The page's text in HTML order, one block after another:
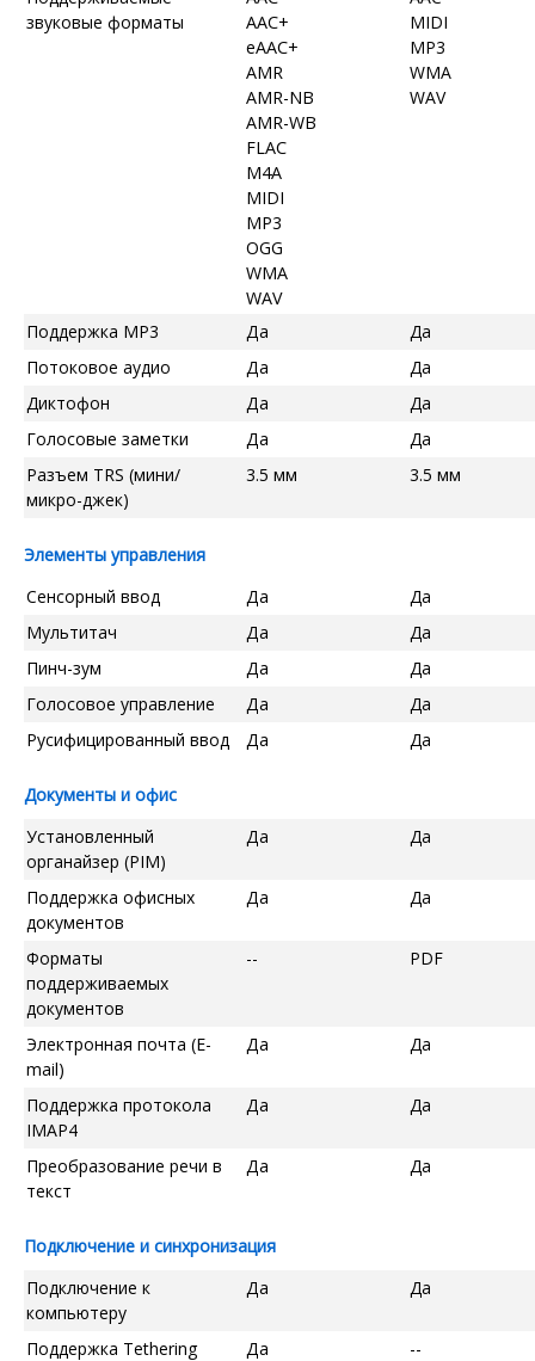
звуковые форматы
AAC+
eAAC+
AMR
AMR-NB
AMR-WB
FLAC
M4A
MIDI
MP3
OGG
WMA
WAV
MIDI
MP3
WMA
WAV
Поддержка MP3 Да
Да
Потоковое аудио
Да
Да
Диктофон
Да
Да
Голосовые заметки
Да
Да
Разъем TRS (мини/
микро-джек)
3.5 мм 3.5 мм
Элементы управления
Сенсорный ввод
Да
Да
Мультитач
Да
Да
Пинч-зум
Да
Да
Голосовое управление
Да
Да
Русифицированный ввод
Да Да
Документы и офис
Установленный
органайзер (PIM)
Да Да
Поддержка офисных
документов
Да Да
Форматы
поддерживаемых
документов
-- PDF
Электронная почта (E-
mail)
Да Да
Поддержка протокола
IMAP4
Да Да
Преобразование речи в
текст
Да Да
Подключение и синхронизация
Подключение к
компьютеру
Да Да
Поддержка Tethering Да
--